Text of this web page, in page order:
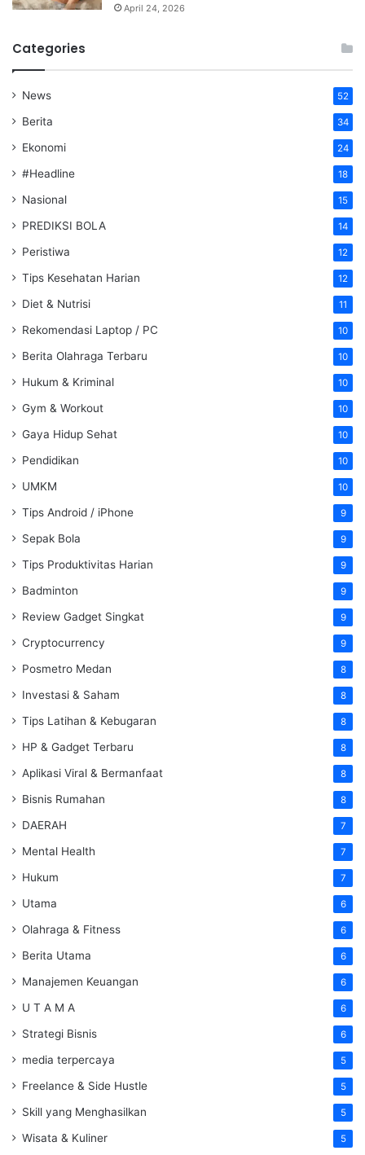
April 24, 2026
Categories
News 52
Berita 34
Ekonomi 24
#Headline 18
Nasional 15
PREDIKSI BOLA 14
Peristiwa 12
Tips Kesehatan Harian 12
Diet & Nutrisi 11
Rekomendasi Laptop / PC 10
Berita Olahraga Terbaru 10
Hukum & Kriminal 10
Gym & Workout 10
Gaya Hidup Sehat 10
Pendidikan 10
UMKM 10
Tips Android / iPhone 9
Sepak Bola 9
Tips Produktivitas Harian 9
Badminton 9
Review Gadget Singkat 9
Cryptocurrency 9
Posmetro Medan 8
Investasi & Saham 8
Tips Latihan & Kebugaran 8
HP & Gadget Terbaru 8
Aplikasi Viral & Bermanfaat 8
Bisnis Rumahan 8
DAERAH 7
Mental Health 7
Hukum 7
Utama 6
Olahraga & Fitness 6
Berita Utama 6
Manajemen Keuangan 6
U T A M A 6
Strategi Bisnis 6
media terpercaya 5
Freelance & Side Hustle 5
Skill yang Menghasilkan 5
Wisata & Kuliner 5